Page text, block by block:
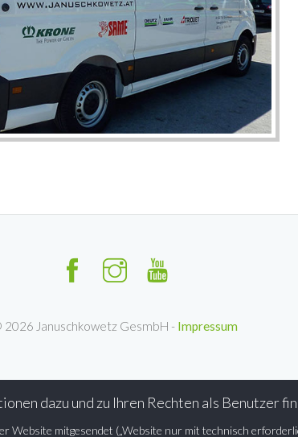
dazu und zu Ihren Rechten als Benutzer
mitgesendet („Website nur mit technisch
2026 Januschkowetz GesmbH - Impressum